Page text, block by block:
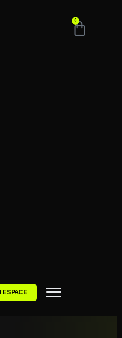
0
ESPACE